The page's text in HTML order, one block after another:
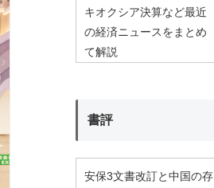
キオクシア決算など最近
の経済ニュースをまとめ
て解説
書評
安保3文書改訂と中国の存